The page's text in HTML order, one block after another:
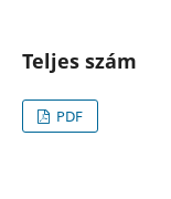
Teljes szám
PDF